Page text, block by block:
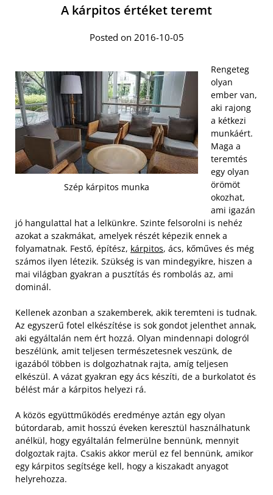
A kárpitos értéket teremt
Posted on 2016-10-05
Szép kárpitos munka
Rengeteg
olyan
ember van,
aki rajong
a kétkezi
munkáért.
Maga a
teremtés
egy olyan
örömöt
okozhat,
ami igazán
jó hangulattal hat a lelkünkre. Szinte felsorolni is nehéz
azokat a szakmákat, amelyek részét képezik ennek a
folyamatnak. Festő, építész, kárpitos, ács, kőműves és még
számos ilyen létezik. Szükség is van mindegyikre, hiszen a
mai világban gyakran a pusztítás és rombolás az, ami
dominál.
Kellenek azonban a szakemberek, akik teremteni is tudnak.
Az egyszerű fotel elkészítése is sok gondot jelenthet annak,
aki egyáltalán nem ért hozzá. Olyan mindennapi dologról
beszélünk, amit teljesen természetesnek veszünk, de
igazából többen is dolgozhatnak rajta, amíg teljesen
elkészül. A vázat gyakran egy ács készíti, de a burkolatot és
bélést már a kárpitos helyezi rá.
A közös együttműködés eredménye aztán egy olyan
bútordarab, amit hosszú éveken keresztül használhatunk
anélkül, hogy egyáltalán felmerülne bennünk, mennyit
dolgoztak rajta. Csakis akkor merül ez fel bennünk, amikor
egy kárpitos segítsége kell, hogy a kiszakadt anyagot
helyrehozza.